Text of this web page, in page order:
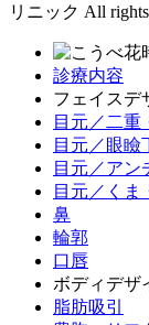
リニック All rights
診療内容
フェイスデ
目元／二重
目元／眼瞼
目元／アン
目元／くま
鼻
輪郭
口唇
ボディデザ
脂肪吸引